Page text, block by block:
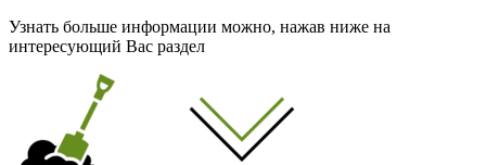
Узнать больше информации можно, нажав ниже на
интересующий Вас раздел